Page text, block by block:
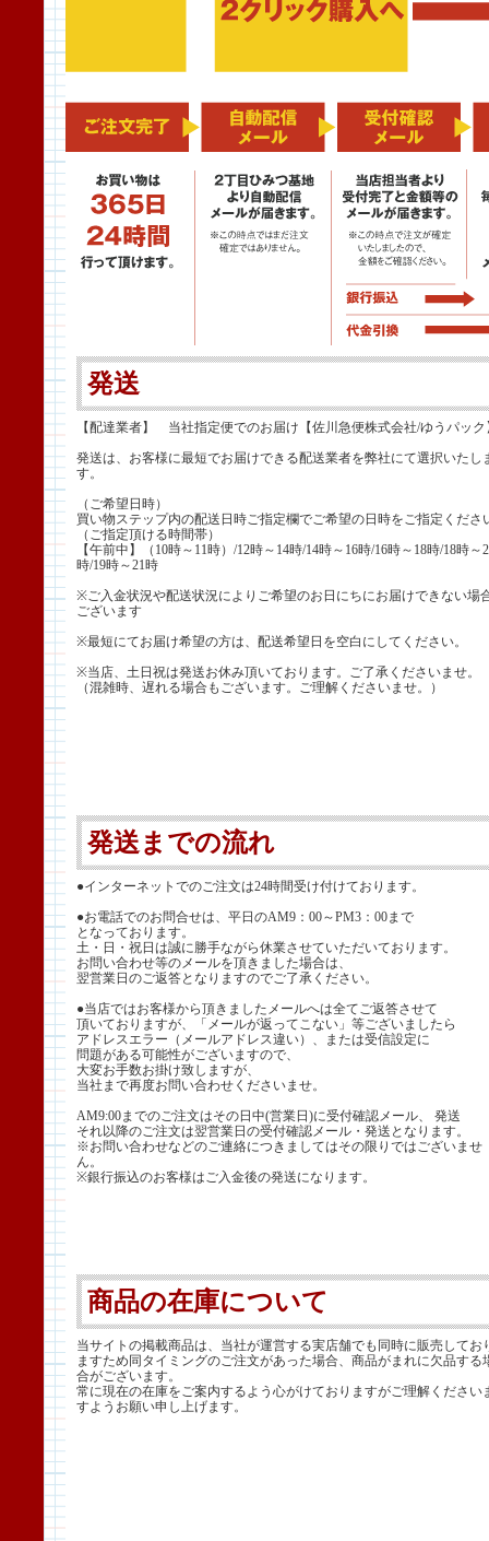
発送
【配達業者】 当社指定便でのお届け【佐川急便株式会社/ゆうパック
発送は、お客様に最短でお届けできる配送業者を弊社にて選択いたし
す。
（ご希望日時）
買い物ステップ内の配送日時ご指定欄でご希望の日時をご指定くださ
（ご指定頂ける時間帯）
【午前中】（10時～11時）/12時～14時/14時～16時/16時～18時/18時～
時/19時～21時
※ご入金状況や配送状況によりご希望のお日にちにお届けできない場
ございます
※最短にてお届け希望の方は、配送希望日を空白にしてください。
※当店、土日祝は発送お休み頂いております。ご了承くださいませ。
（混雑時、遅れる場合もございます。ご理解くださいませ。）
発送までの流れ
●インターネットでのご注文は24時間受け付けております。
●お電話でのお問合せは、平日のAM9：00～PM3：00まで
となっております。
土・日・祝日は誠に勝手ながら休業させていただいております。
お問い合わせ等のメールを頂きました場合は、
翌営業日のご返答となりますのでご了承ください。
●当店ではお客様から頂きましたメールへは全てご返答させて
頂いておりますが、「メールが返ってこない」等ございましたら
アドレスエラー（メールアドレス違い）、または受信設定に
問題がある可能性がございますので、
大変お手数お掛け致しますが、
当社まで再度お問い合わせくださいませ。
AM9:00までのご注文はその日中(営業日)に受付確認メール、 発送
それ以降のご注文は翌営業日の受付確認メール・発送となります。
※お問い合わせなどのご連絡につきましてはその限りではございませ
ん。
※銀行振込のお客様はご入金後の発送になります。
商品の在庫について
当サイトの掲載商品は、当社が運営する実店舗でも同時に販売してお
ますため同タイミングのご注文があった場合、商品がまれに欠品する
合がございます。
常に現在の在庫をご案内するよう心がけておりますがご理解ください
すようお願い申し上げます。